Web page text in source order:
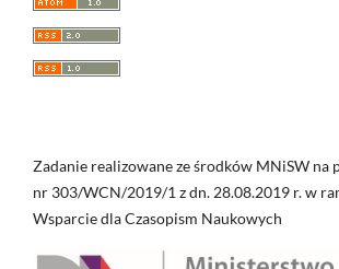
Zadanie realizowane ze środków MNiSW na
nr 303/WCN/2019/1 z dn. 28.08.2019 r. w
Wsparcie dla Czasopism Naukowych